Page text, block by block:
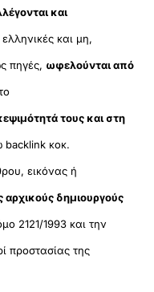
και
και μη,
πηγές, ωφελούνται από
τους και στη
backlink κοκ.
εικόνας ή
δημιουργούς
2121/1993 και την
προστασίας της